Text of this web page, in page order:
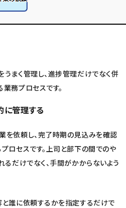
まく管理し、進捗管理だけでなく併
務プロセスです。
管理する
を依頼し、完了時期の見込みを確認
ロセスです。上司と部下の間でのや
るだけでなく、手間がかからないよう
誰に依頼するかを指定するだけで